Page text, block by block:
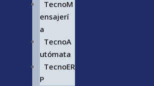
TecnoM
ensajerí
a
TecnoA
utómata
TecnoER
P